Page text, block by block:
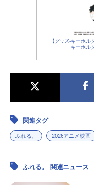
【グッズ-キーホル
キーホル
関連タグ
ふれる。 2026アニメ映画
ふれる。 関連ニュース